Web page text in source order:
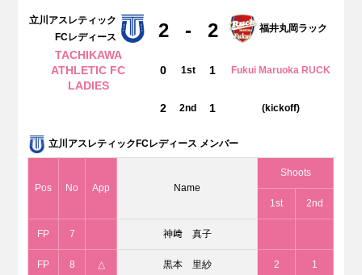
立川アスレティック
FCレディース
2 - 2 福井丸岡ラック
TACHIKAWA
ATHLETIC FC
LADIES
0 1st 1 Fukui Maruoka RUCK
2 2nd 1 (kickoff)
立川アスレティックFCレディース メンバー
Pos No App Name
Shoots
1st 2nd
FP 7 神﨑 真子
FP 8 △ 黒本 里紗 2 1